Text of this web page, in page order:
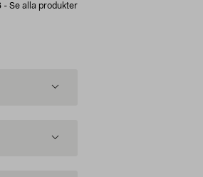
- Se alla produkter